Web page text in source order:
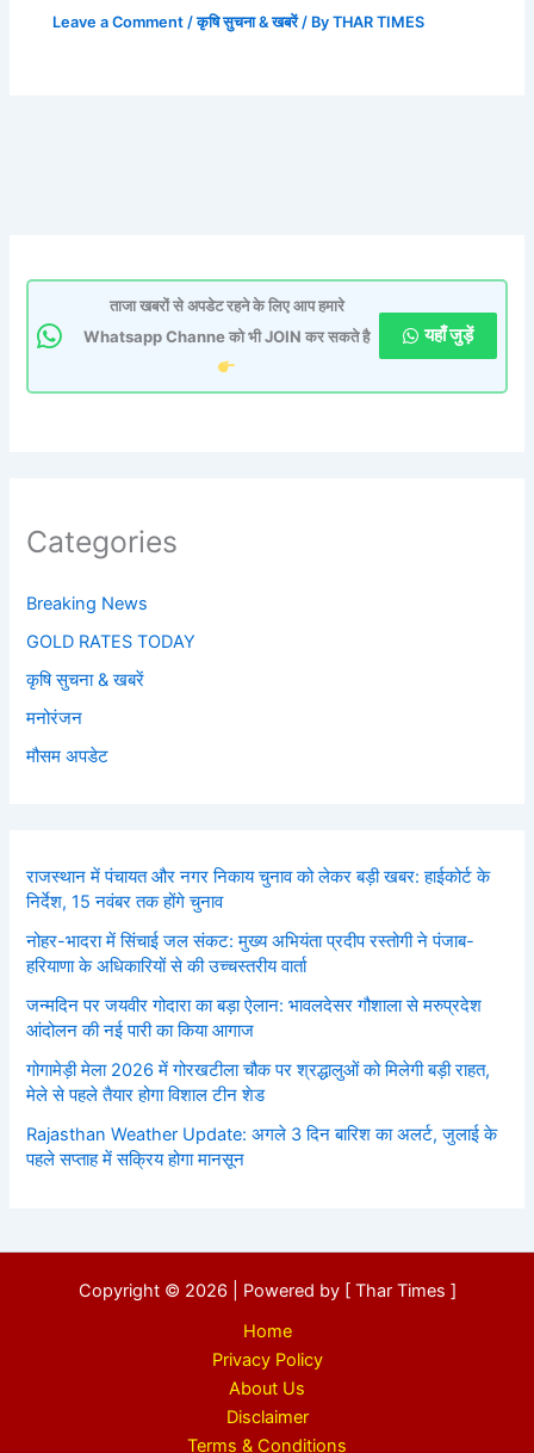
Leave a Comment /कृषि सुचना & खबरें/ ByTHAR TIMES
ताजा खबरों से अपडेट रहने के लिए आप हमारे
Whatsapp Channe को भी JOIN कर सकते है
यहाँ जुड़ें
Categories
Breaking News
GOLD RATES TODAY
कृषि सुचना & खबरें
मनोरंजन
मौसम अपडेट
राजस्थान में पंचायत और नगर निकाय चुनाव को लेकर बड़ी खबर: हाईकोर्ट के
निर्देश, 15 नवंबर तक होंगे चुनाव
नोहर-भादरा में सिंचाई जल संकट: मुख्य अभियंता प्रदीप रस्तोगी ने पंजाब-
हरियाणा के अधिकारियों से की उच्चस्तरीय वार्ता
जन्मदिन पर जयवीर गोदारा का बड़ा ऐलान: भावलदेसर गौशाला से मरुप्रदेश
आंदोलन की नई पारी का किया आगाज
गोगामेड़ी मेला 2026 में गोरखटीला चौक पर श्रद्धालुओं को मिलेगी बड़ी राहत,
मेले से पहले तैयार होगा विशाल टीन शेड
Rajasthan Weather Update: अगले 3 दिन बारिश का अलर्ट, जुलाई के
पहले सप्ताह में सक्रिय होगा मानसून
Copyright © 2026 | Powered by [ Thar Times ]
Home
Privacy Policy
About Us
Disclaimer
Terms & Conditions